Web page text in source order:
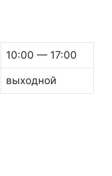
10:00 — 17:00
выходной